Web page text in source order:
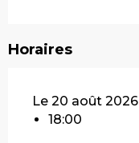
Horaires
Le 20 août 2026
18:00